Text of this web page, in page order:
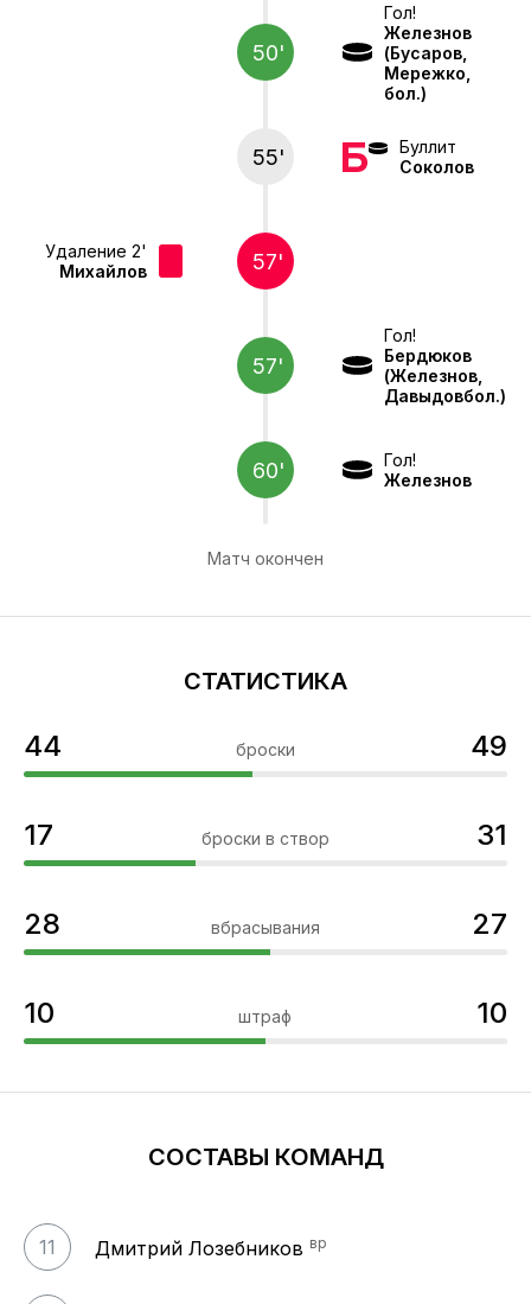
50'
Гол!
Железнов
(Бусаров,
Мережко,
бол.)
55'
Буллит
Соколов
Удаление 2'
Михайлов
57'
57'
Гол!
Бердюков
(Железнов,
Давыдовбол.)
60'
Гол!
Железнов
Матч окончен
СТАТИСТИКА
44 броски 49
17 броски в створ 31
28 вбрасывания 27
10 штраф 10
СОСТАВЫ КОМАНД
11 Дмитрий Лозебников вр